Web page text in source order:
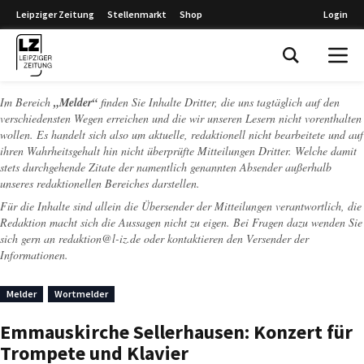
Leipziger Zeitung Stellenmarkt Shop Login
Im Bereich „Melder“ finden Sie Inhalte Dritter, die uns tagtäglich auf den
verschiedensten Wegen erreichen und die wir unseren Lesern nicht vorenthalten
wollen. Es handelt sich also um aktuelle, redaktionell nicht bearbeitete und auf
ihren Wahrheitsgehalt hin nicht überprüfte Mitteilungen Dritter. Welche damit
stets durchgehende Zitate der namentlich genannten Absender außerhalb
unseres redaktionellen Bereiches darstellen.
Für die Inhalte sind allein die Übersender der Mitteilungen verantwortlich, die
Redaktion macht sich die Aussagen nicht zu eigen. Bei Fragen dazu wenden Sie
sich gern an redaktion@l-iz.de oder kontaktieren den Versender der
Informationen.
Melder Wortmelder
Emmauskirche Sellerhausen: Konzert für
Trompete und Klavier